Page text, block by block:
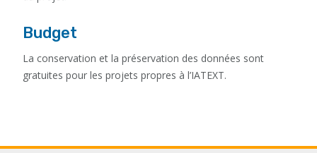
Budget
La conservation et la préservation des données sont
gratuites pour les projets propres à l’IATEXT.